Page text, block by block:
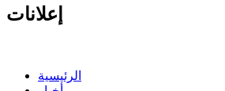
إعلانات
الرئيسية